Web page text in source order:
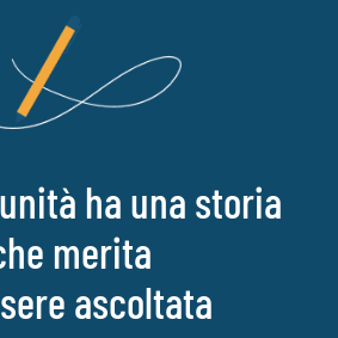
ha una storia
merita
ascoltata